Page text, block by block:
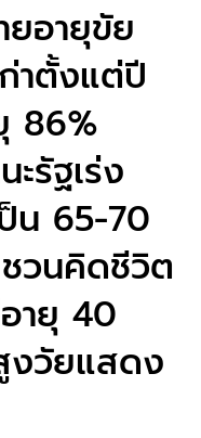
ยอายุขัย
าตั้งแต่ปี
86%
รัฐเร่ง
น 65-70
วนคิดชีวิต
ายุ 40
งวัยแสดง